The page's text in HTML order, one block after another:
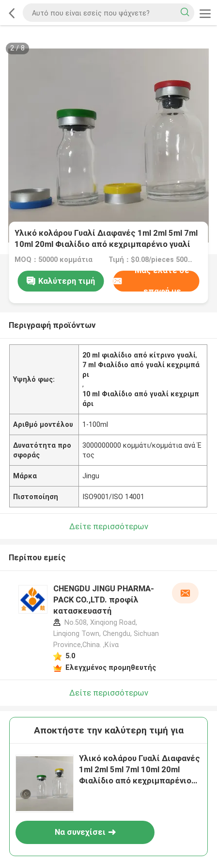
2/8
Υλικό κολάρου Γυαλί Διαφανές 1ml 2ml 5ml 7ml
10ml 20ml Φιαλίδιο από κεχριμπαρένιο γυαλί
για διαφανές γυαλί Ενέσιμο στεροειδές
MOQ：50000 κομμάτια Τιμή：$0.08/pieces 50000-299999 pieces
Καλύτερη τιμή
Μας ελάτε σε
επαφή με
Περιγραφή προϊόντων
Υψηλό φως:
20 ml φιαλίδιο από κίτρινο γυαλί,
7 ml Φιαλίδιο από γυαλί κεχριμπά
ρι
,
10 ml Φιαλίδιο από γυαλί κεχριμπ
άρι
Αριθμό μοντέλου 1-100ml
Δυνατότητα προ
σφοράς
3000000000 κομμάτι/κομμάτια ανά Έ
τος
Μάρκα Jingu
Πιστοποίηση ISO9001/ISO 14001
Δείτε περισσότερων
Περίπου εμείς
CHENGDU JINGU PHARMA-
PACK CO.,LTD. προφίλ
κατασκευαστή
No.508, Xinqiong Road,
Linqiong Town, Chengdu, Sichuan
Province,China. ,Κίνα
5.0
Ελεγχμένος προμηθευτής
Δείτε περισσότερων
Αποκτήστε την καλύτερη τιμή για
Υλικό κολάρου Γυαλί Διαφανές
1ml 2ml 5ml 7ml 10ml 20ml
Φιαλίδιο από κεχριμπαρένιο
Να συνεχίσει